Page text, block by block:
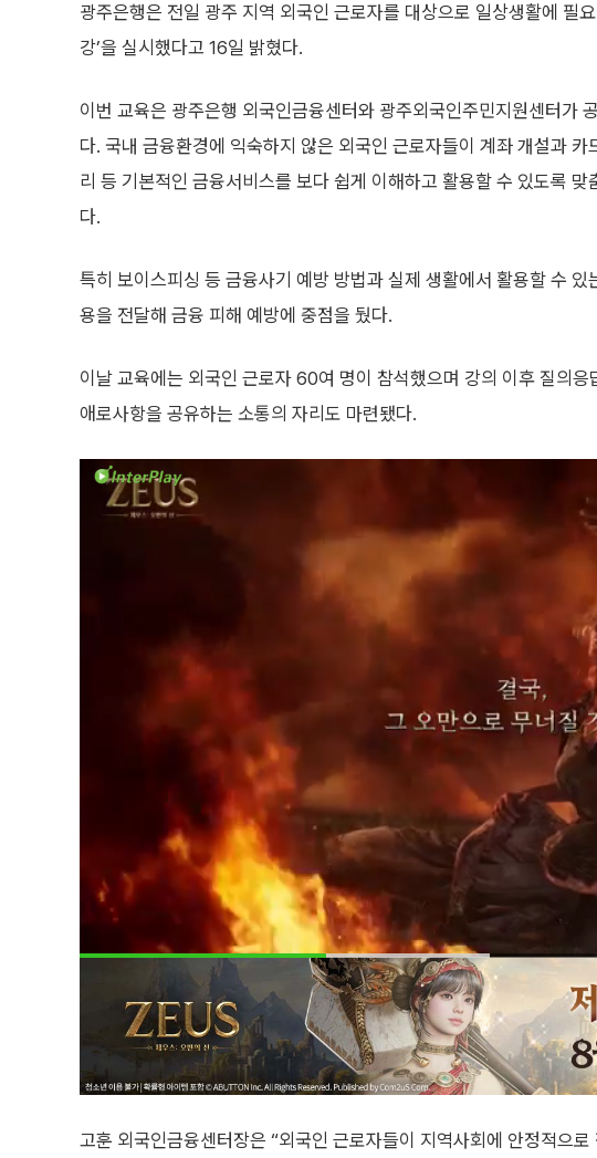
광주은행은 전일 광주 지역 외국인 근로자를 대상으로 일상생활에 필
강’을 실시했다고 16일 밝혔다.
이번 교육은 광주은행 외국인금융센터와 광주외국인주민지원센터가
다. 국내 금융환경에 익숙하지 않은 외국인 근로자들이 계좌 개설과 카
리 등 기본적인 금융서비스를 보다 쉽게 이해하고 활용할 수 있도록 맞
다.
특히 보이스피싱 등 금융사기 예방 방법과 실제 생활에서 활용할 수 있
용을 전달해 금융 피해 예방에 중점을 뒀다.
이날 교육에는 외국인 근로자 60여 명이 참석했으며 강의 이후 질의
애로사항을 공유하는 소통의 자리도 마련됐다.
고훈 외국인금융센터장은 “외국인 근로자들이 지역사회에 안정적으